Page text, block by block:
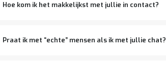
Hoe kom ik het makkelijkst met jullie in contact?
Praat ik met “echte” mensen als ik met jullie chat?